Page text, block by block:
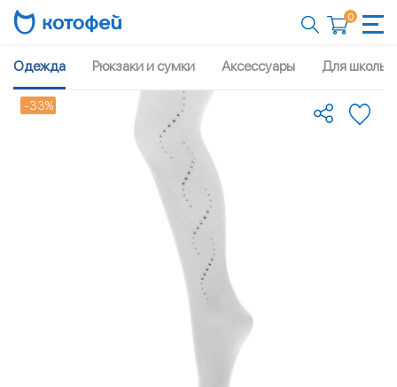
0
Одежда Рюкзаки и сумки Аксессуары Для школы
-33%